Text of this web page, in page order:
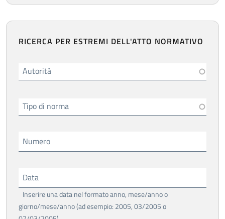
RICERCA PER ESTREMI DELL'ATTO NORMATIVO
Autorità
Tipo di norma
Numero
Data
Inserire una data nel formato anno, mese/anno o
giorno/mese/anno (ad esempio: 2005, 03/2005 o